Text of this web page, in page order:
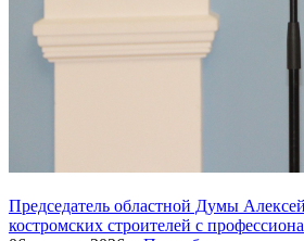
Председатель областной Думы
костромских строителей с